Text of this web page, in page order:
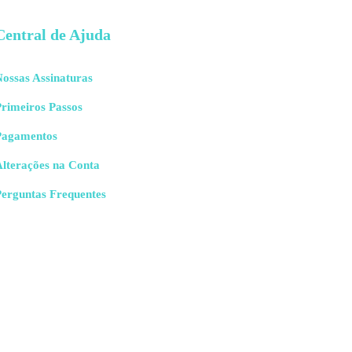
de Ajuda
Assinaturas
Passos
na Conta
Frequentes